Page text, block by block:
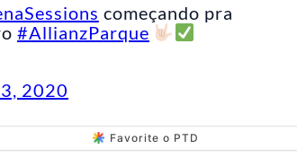
começando pra
#AllianzParque
2020
Favorite o PTD